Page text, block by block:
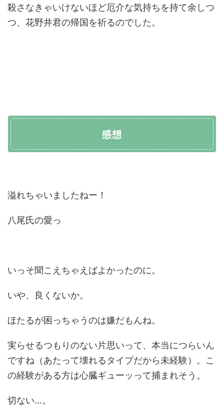
殺さなきゃいけないほど厄介な気持ちを持て余しつ
つ、花野井君の帰国を祈るのでした。
感想
溢れちゃいましたねー！
八尾氏の愛っ
いっそ聞こえちゃえばよかったのに。
いや、良くないか。
ほたるが困っちゃうのは嫌だもんね。
実らせるつもりのない片思いって、本当につらいん
ですね（あたって壊れるタイプだから未経験）。こ
の経験がある方は心臓ギューッって捕まれそう。
切ない…。